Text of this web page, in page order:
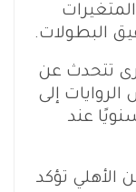
البطولات.
تتحدث عن
إلى
جنيه سنويًا عند
الأهلي تؤكد